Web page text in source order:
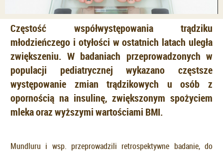
Częstość współwystępowania trądziku
młodzieńczego i otyłości w ostatnich latach uległa
zwiększeniu. W badaniach przeprowadzonych w
populacji pediatrycznej wykazano częstsze
występowanie zmian trądzikowych u osób z
opornością na insulinę, zwiększonym spożyciem
mleka oraz wyższymi wartościami BMI.
Mundluru i wsp. przeprowadzili retrospektywne badanie, do